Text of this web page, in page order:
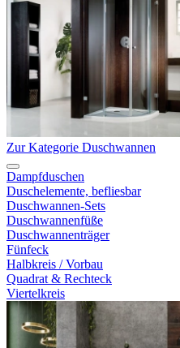
Zur Kategorie Duschwannen
Dampfduschen
Duschelemente, befliesbar
Duschwannen-Sets
Duschwannenfüße
Duschwannenträger
Fünfeck
Halbkreis / Vorbau
Quadrat & Rechteck
Viertelkreis